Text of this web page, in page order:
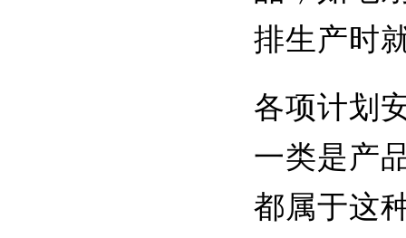
排生产时
各项计划
一类是产
都属于这